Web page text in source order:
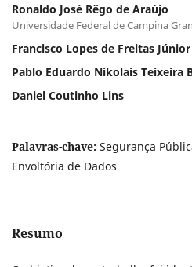
Ronaldo José Rêgo de Araújo
Universidade Federal de Campina
Francisco Lopes de Freitas Júnior
Pablo Eduardo Nikolais Teixeira
Daniel Coutinho Lins
Palavras-chave: Segurança
Envoltória de Dados
Resumo